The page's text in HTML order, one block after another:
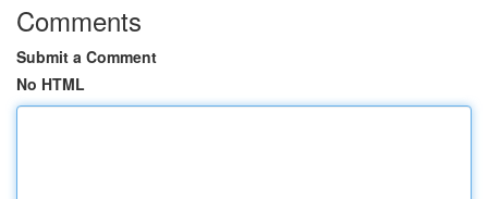
Comments
Submit a Comment
No HTML